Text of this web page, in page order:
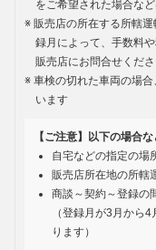
をご希望された場合な
販売店の所在する所轄
録月によって、手数料
販売店にお問合せくだ
車検の切れた車両の場
います
【ご注意】以下の場合
自宅などの指定の場
販売店所在地の所轄
商談～契約～登録の
（登録月が3月から
ります）